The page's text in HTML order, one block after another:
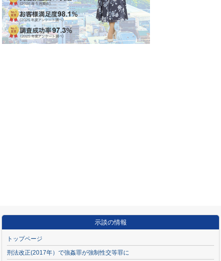
示談の情報
トップページ
刑法改正(2017年）で強姦罪が強制性交等罪に